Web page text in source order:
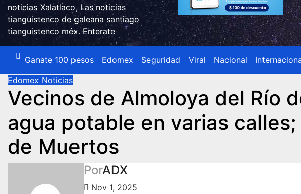
noticias Xalatlaco, Las noticias
tianguistenco de galeana santiago
tianguistenco méx. Enterate
Ganate 100 pesos Edomex Seguridad Viral Nacional
Edomex Noticias
Vecinos de Almoloya del Río
agua potable en varias
de Muertos
PorADX
Nov 1, 2025